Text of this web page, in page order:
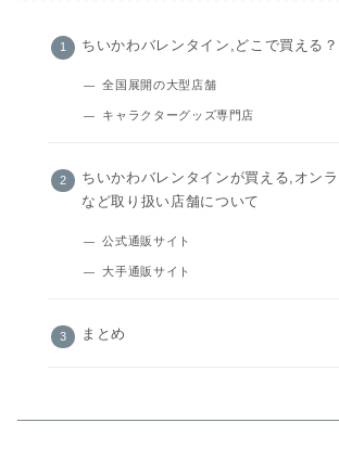
ちいかわバレンタイン,どこで買える
全国展開の大型店舗
キャラクターグッズ専門店
ちいかわバレンタインが買える,オン
など取り扱い店舗について
公式通販サイト
大手通販サイト
まとめ